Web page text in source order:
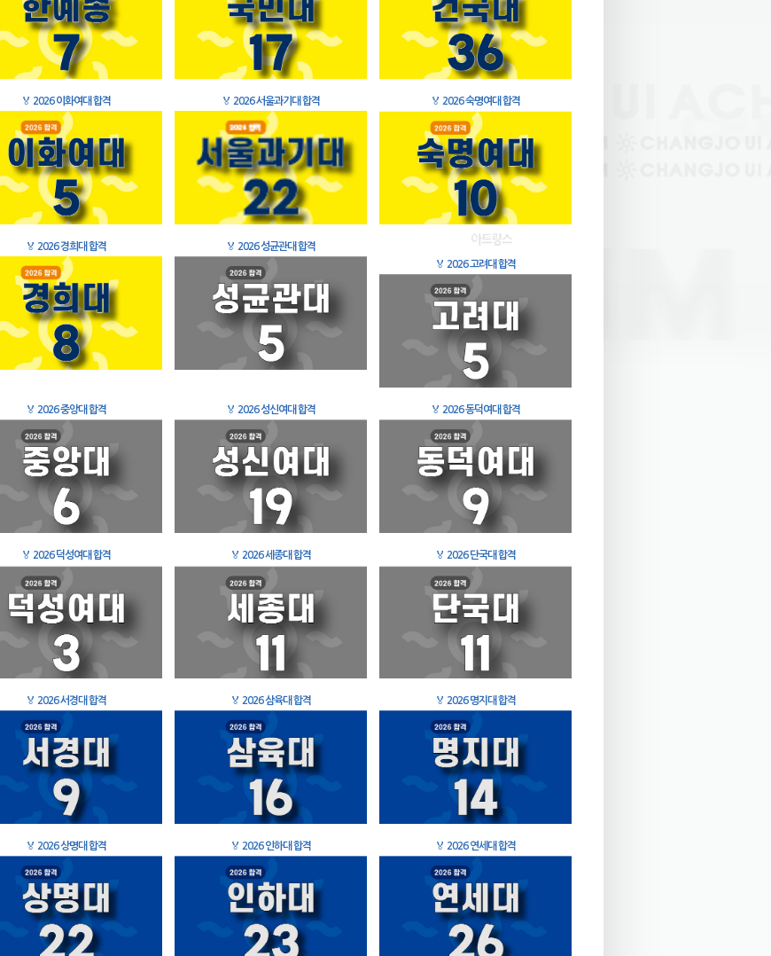
🏅 2026 이화여대 합격 🏅 2026 서울과기대 합격 🏅 2026 숙명여대 합격
🏅 2026 경희대 합격 🏅 2026 성균관대 합격
🏅 2026 고려대 합격
🏅 2026 중앙대 합격 🏅 2026 성신여대 합격 🏅 2026 동덕여대 합격
🏅 2026 덕성여대 합격 🏅 2026 세종대 합격 🏅 2026 단국대 합격
🏅 2026 서경대 합격 🏅 2026 삼육대 합격 🏅 2026 명지대 합격
🏅 2026 상명대 합격 🏅 2026 인하대 합격 🏅 2026 연세대 합격